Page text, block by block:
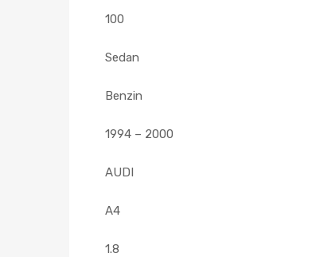
100
Sedan
Benzin
1994 – 2000
AUDI
A4
1.8